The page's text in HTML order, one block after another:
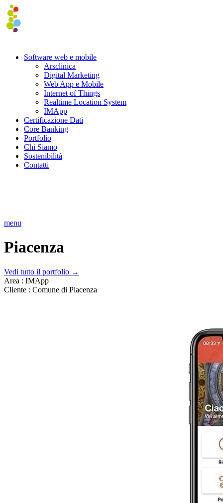
Software web e mobile
Arsclinica
Digital Marketing
Web App e Mobile
Internet of Things
Realtime Location System
IMApp
Certificazione Dati
Core Banking
Portfolio
Chi Siamo
Sostenibilità
Contatti
menu
Piacenza
Vedi tutto il portfolio →
Area : IMApp
Cliente : Comune di Piacenza